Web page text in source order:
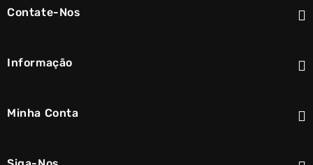
Contate-Nos
Informação
Minha Conta